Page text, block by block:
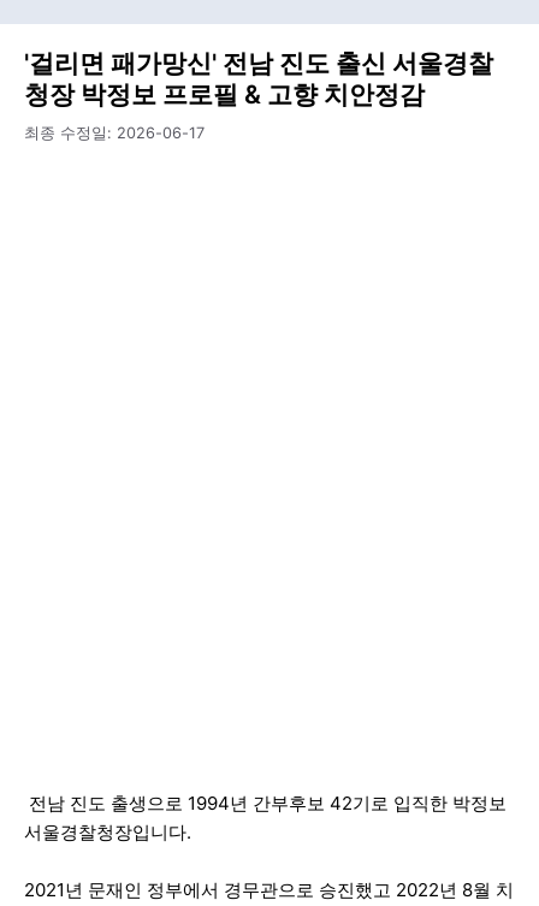
'걸리면 패가망신' 전남 진도 출신 서울경찰
청장 박정보 프로필 & 고향 치안정감
최종 수정일: 2026-06-17
전남 진도 출생으로 1994년 간부후보 42기로 입직한 박정보
서울경찰청장입니다.
2021년 문재인 정부에서 경무관으로 승진했고 2022년 8월 치